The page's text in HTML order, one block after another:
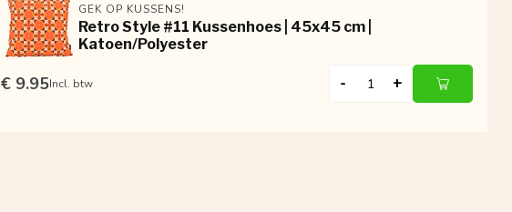
GEK OP KUSSENS!
Retro Style #11 Kussenhoes | 45x45 cm |
Katoen/Polyester
€ 9.95Incl. btw - +